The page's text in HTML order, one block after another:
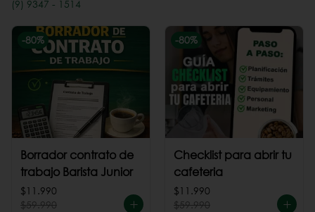
(9) 9347 - 1514
-80%
Borrador contrato de
trabajo Barista Junior
$11.990
$59.990
-80%
Checklist para abrir tu
cafeteria
$11.990
$59.990